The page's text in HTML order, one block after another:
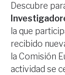
Descubre
la que
recibido
la Comisión
actividad se